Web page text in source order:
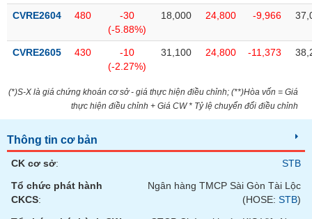
CVRE2604 480
-30
(-5.88%)
18,000 24,800 -9,966
CVRE2605 430
-10
(-2.27%)
31,100 24,800 -11,373
(*)S-X là giá chứng khoán cơ sở - giá thực hiện điều chỉnh; (**)Hòa vốn = Giá
thực hiện điều chỉnh + Giá CW * Tỷ lệ chuyển đổi điều chỉnh
Thông tin cơ bản
CK cơ sở:
STB
Tổ chức phát hành
CKCS:
Ngân hàng TMCP Sài Gòn Tài Lộc
(HOSE: STB)